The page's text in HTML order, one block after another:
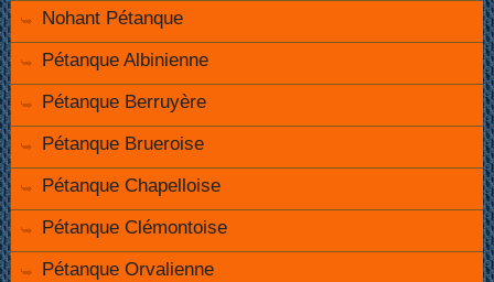
Nohant Pétanque
Pétanque Albinienne
Pétanque Berruyère
Pétanque Brueroise
Pétanque Chapelloise
Pétanque Clémontoise
Pétanque Orvalienne